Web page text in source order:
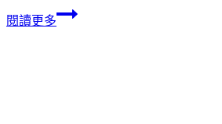
閱讀更多